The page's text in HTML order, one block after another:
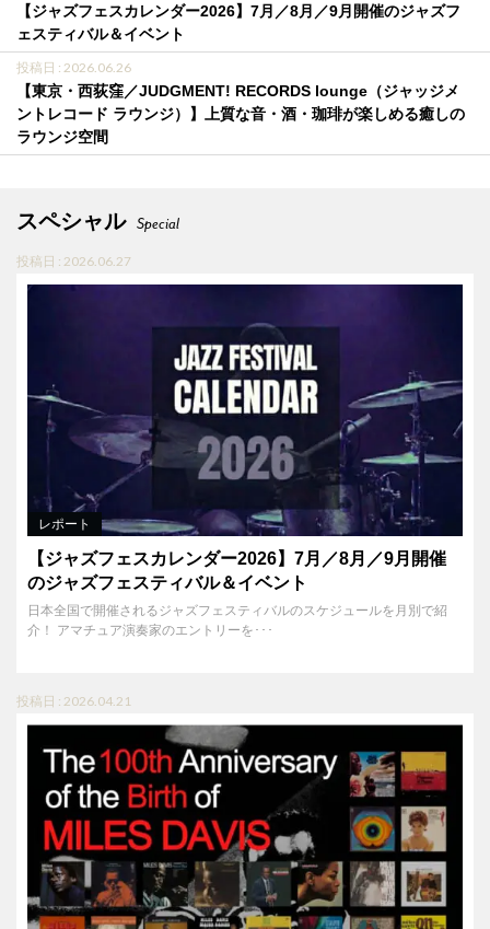
【ジャズフェスカレンダー2026】7月／8月／9月開催のジャズフ
ェスティバル＆イベント
投稿日 : 2026.06.26
【東京・西荻窪／JUDGMENT! RECORDS lounge（ジャッジメ
ントレコード ラウンジ）】上質な音・酒・珈琲が楽しめる癒しの
ラウンジ空間
スペシャル Special
投稿日 : 2026.06.27
レポート
【ジャズフェスカレンダー2026】7月／8月／9月開催
のジャズフェスティバル＆イベント
日本全国で開催されるジャズフェスティバルのスケジュールを月別で紹
介！ アマチュア演奏家のエントリーを･･･
投稿日 : 2026.04.21